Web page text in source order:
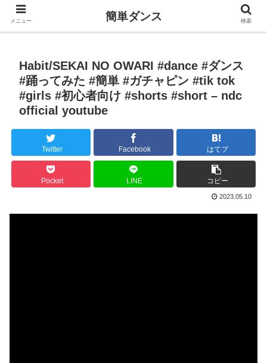
Habit/SEKAI NO OWARI #dance #ダンス
#踊ってみた #簡単 #ガチャピン #tik tok
#girls #初心者向け #shorts #short – ndc
official youtube
Twitter Facebook はてブ
Pocket LINE コピー
2023.05.10
メニュー 簡単ダンス 検索